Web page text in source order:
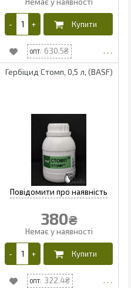
630.5
Гербіцид Стомп, 0,5 л, (BASF)
380₴
322.4